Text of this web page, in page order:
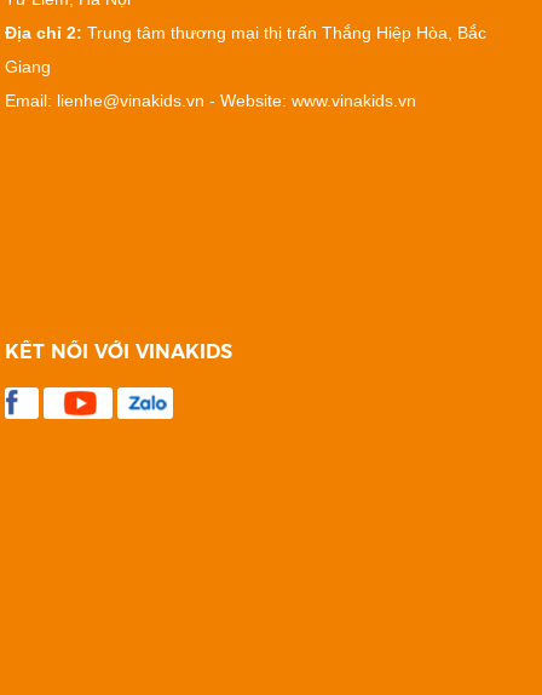
Địa chỉ 2: Trung tâm thương mại thị trấn Thắng Hiệp Hòa, Bắc
Giang
Email: lienhe@vinakids.vn - Website: www.vinakids.vn
KẾT NỐI VỚI VINAKIDS